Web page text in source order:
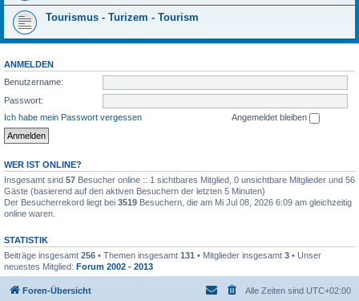
Tourismus - Turizem - Tourism
ANMELDEN
Benutzername:
Passwort:
Ich habe mein Passwort vergessen
Angemeldet bleiben
WER IST ONLINE?
Insgesamt sind 57 Besucher online :: 1 sichtbares Mitglied, 0 unsichtbare Mitglieder und 56
Gäste (basierend auf den aktiven Besuchern der letzten 5 Minuten)
Der Besucherrekord liegt bei 3519 Besuchern, die am Mi Jul 08, 2026 6:09 am gleichzeitig
online waren.
STATISTIK
Beiträge insgesamt 256 • Themen insgesamt 131 • Mitglieder insgesamt 3 • Unser
neuestes Mitglied: Forum 2002 - 2013
Foren-Übersicht Alle Zeiten sind UTC+02:00